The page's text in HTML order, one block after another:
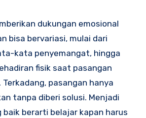
dukungan emosional
bisa bervariasi, mulai dari
kata penyemangat, hingga
fisik saat pasangan
pasangan hanya
tanpa diberi solusi. Menjadi
baik berarti belajar kapan harus